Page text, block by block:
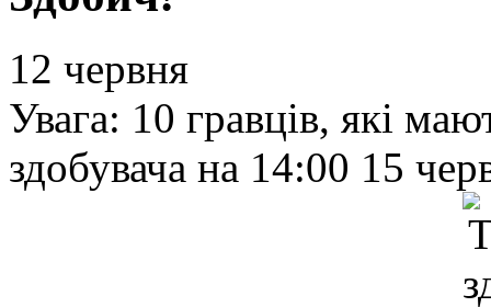
12 червня
Увага: 10 гравців, які
здобувача на 14:00 15